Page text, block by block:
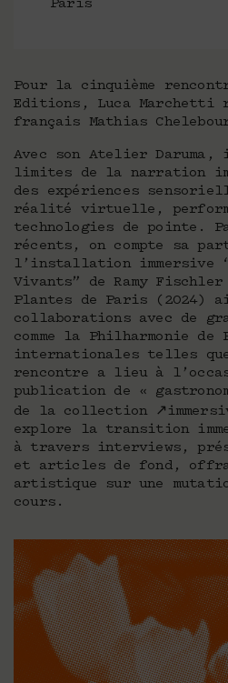
Paris
Pour la cinquième
Editions, Luca Marchetti
français Mathias
Avec son Atelier
limites de la narration
des expériences
réalité virtuelle,
technologies de pointe.
récents, on compte sa
l’installation immersive
Vivants” de Ramy
Plantes de Paris (2024)
collaborations avec de
comme la Philharmonie de
internationales telles
rencontre a lieu à
publication de «
de la collection
explore la transition
à travers interviews,
et articles de fond,
artistique sur une
cours.